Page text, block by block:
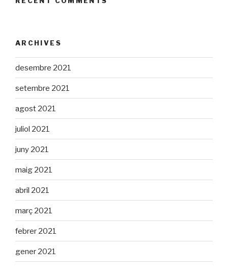
ARCHIVES
desembre 2021
setembre 2021
agost 2021
juliol 2021
juny 2021
maig 2021
abril 2021
març 2021
febrer 2021
gener 2021